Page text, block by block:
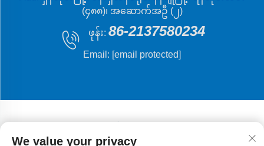
(၄၈၈)၊ အဆောက်အဦ (၂)
ဖုန်း: 86-2137580234
Email: [email protected]
We value your privacy